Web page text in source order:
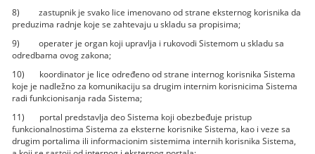
8) zastupnik je svako lice imenovano od strane eksternog korisnika da
preduzima radnje koje se zahtevaju u skladu sa propisima;
9) operater je organ koji upravlja i rukovodi Sistemom u skladu sa
odredbama ovog zakona;
10) koordinator je lice određeno od strane internog korisnika Sistema
koje je nadležno za komunikaciju sa drugim internim korisnicima Sistema
radi funkcionisanja rada Sistema;
11) portal predstavlja deo Sistema koji obezbeđuje pristup
funkcionalnostima Sistema za eksterne korisnike Sistema, kao i veze sa
drugim portalima ili informacionim sistemima internih korisnika Sistema,